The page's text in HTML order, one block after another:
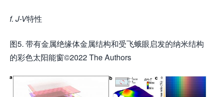
f. J-V特性
图5. 带有金属绝缘体金属结构和受飞蛾眼启发的纳米结构
的彩色太阳能窗©2022 The Authors